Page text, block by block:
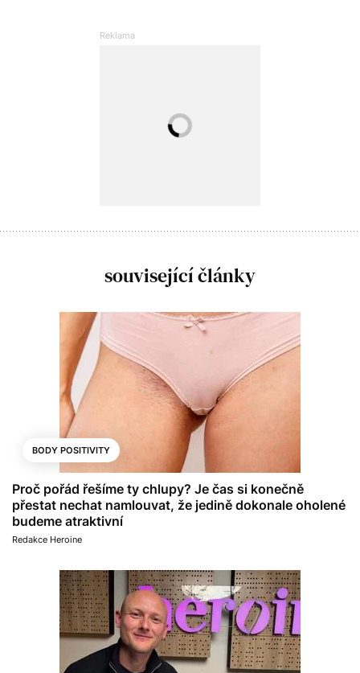
související články
BODY POSITIVITY
Proč pořád řešíme ty chlupy? Je čas si konečně
přestat nechat namlouvat, že jedině dokonale oholené
budeme atraktivní
Redakce Heroine